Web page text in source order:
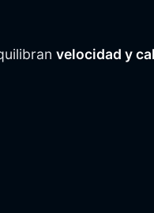
velocidad y